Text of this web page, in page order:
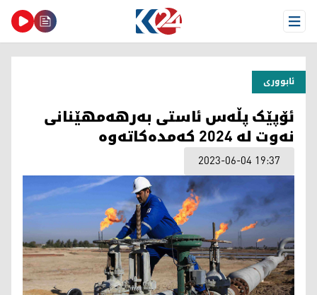
Open Menu
ئابووری
ئۆپێک پڵەس ئاستی بەرهەمهێنانی
نەوت لە 2024 کەمدەکاتەوە
2023-06-04 19:37